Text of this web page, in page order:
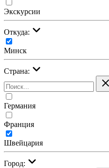
Экскурсии
Откуда:
Минск
Страна:
Германия
Франция
Швейцария
Город: